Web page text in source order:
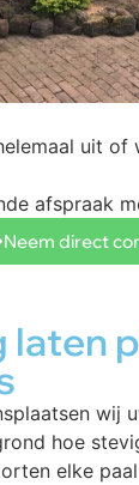
uit
afspraak
Neem direct
wij
hoe
elke